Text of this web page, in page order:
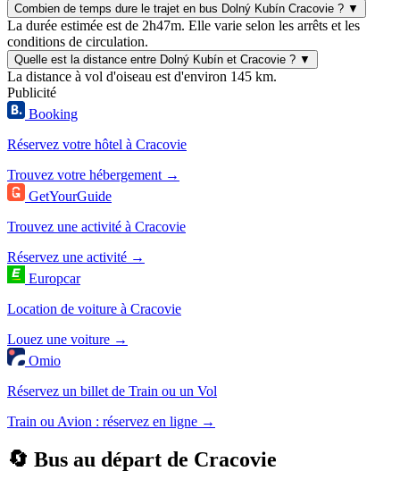
Combien de temps dure le trajet en bus Dolný Kubín Cracovie ? ▼
La durée estimée est de 2h47m. Elle varie selon les arrêts et les
conditions de circulation.
Quelle est la distance entre Dolný Kubín et Cracovie ? ▼
La distance à vol d'oiseau est d'environ 145 km.
Publicité
Booking
Réservez votre hôtel à Cracovie
Trouvez votre hébergement →
GetYourGuide
Trouvez une activité à Cracovie
Réservez une activité →
Europcar
Location de voiture à Cracovie
Louez une voiture →
Omio
Réservez un billet de Train ou un Vol
Train ou Avion : réservez en ligne →
🔄 Bus au départ de Cracovie